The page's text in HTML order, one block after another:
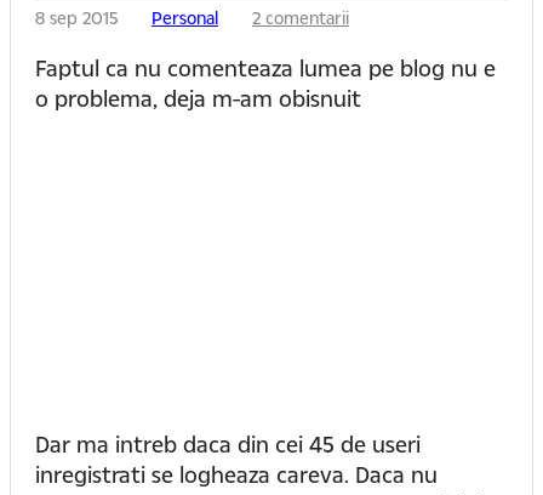
8 sep 2015 Personal 2 comentarii
Faptul ca nu comenteaza lumea pe blog nu e
o problema, deja m-am obisnuit
Dar ma intreb daca din cei 45 de useri
inregistrati se logheaza careva. Daca nu